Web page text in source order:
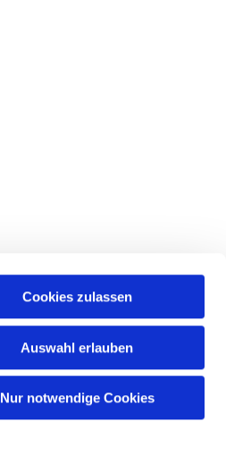
Cookies zulassen
Auswahl erlauben
Nur notwendige Cookies